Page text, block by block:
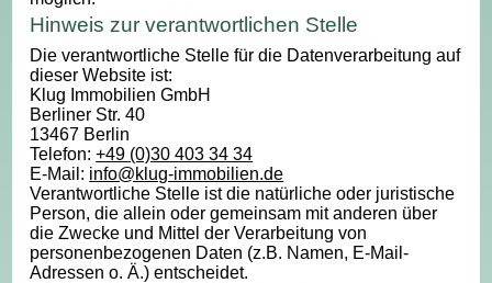
Hinweis zur verantwortlichen Stelle
Die verantwortliche Stelle für die Datenverarbeitung auf
dieser Website ist:
Klug Immobilien GmbH
Berliner Str. 40
13467 Berlin
Telefon:+49 (0)30 403 34 34
E-Mail: info@klug-immobilien.de
Verantwortliche Stelle ist die natürliche oder juristische
Person, die allein oder gemeinsam mit anderen über
die Zwecke und Mittel der Verarbeitung von
personenbezogenen Daten (z.B. Namen, E-Mail-
Adressen o. Ä.) entscheidet.